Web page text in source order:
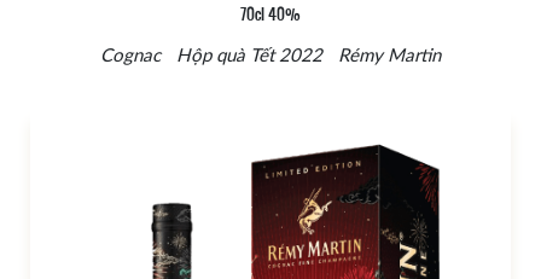
70cl 40%
Cognac Hộp quà Tết 2022 Rémy Martin